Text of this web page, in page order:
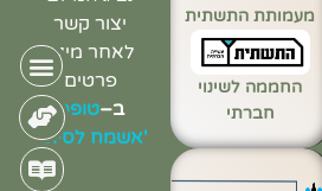
יצור קשר
לאחר מילוי
פרטים
ב–טופס
'אשמח לסיוע'
מעמותת התשתית
החממה לשינוי
חברתי